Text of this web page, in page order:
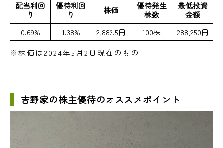
配当利回
り
優待利回
り
株価
優待発生
株数
最低投資
金額
0.69%
1.38% 2,882.5円 100株
288,250円
※株価は2024年5月2日現在のもの
吉野家の株主優待のオススメポイント